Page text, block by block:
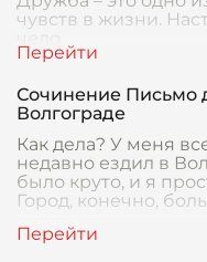
чувств в жизни.
Сочинение Письмо
Волгограде
Как дела? У меня
недавно ездил в
было круто, и я
Город, конечно,